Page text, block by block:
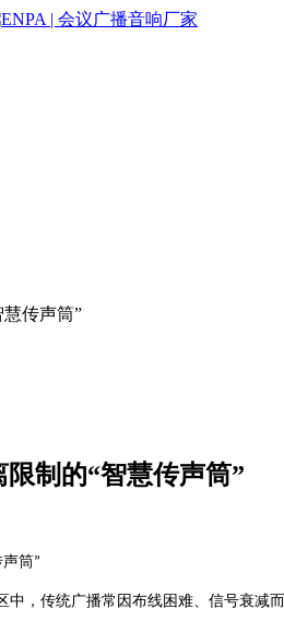
传声筒”
制的“智慧传声筒”
声筒”
中，传统广播常因布线困难、信号衰减而